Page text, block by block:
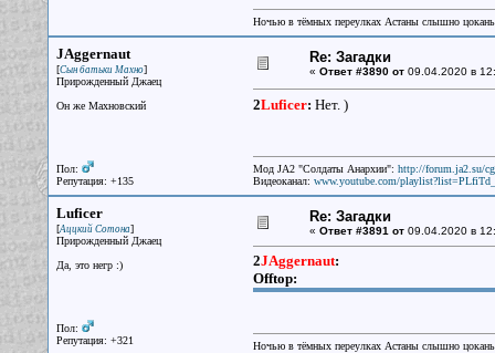
Ночью в тёмных переулках Астаны слышно
JAggernaut
[Сын батьки Махно]
Прирожденный Джаец
Он же Махновский
Пол:
Репутация: +135
Re: Загадки
« Ответ #3890 от09.04.2020 в
2Luficer: Нет. )
Мод JA2 "Солдаты Анархии": http://forum.ja2.su/
Видеоканал: www.youtube.com/
Luficer
[Аццкий Сотона]
Прирожденный Джаец
Да, это негр :)
Пол:
Репутация: +321
Re: Загадки
« Ответ #3891 от09.04.2020 в
2JAggernaut:
Offtop:
Ночью в тёмных переулках Астаны слышно